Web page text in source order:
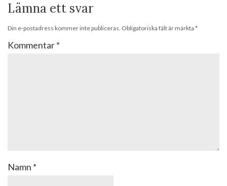
Lämna ett svar
Din e-postadress kommer inte publiceras. Obligatoriska fält är märkta *
Kommentar*
Namn *